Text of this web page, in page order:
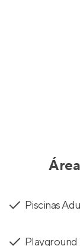
Piscinas
Playground